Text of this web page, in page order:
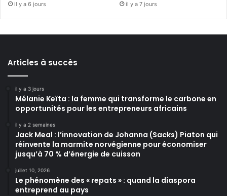
il y a 6 jours il y a 7 jours
Articles à succès
il y a 3 jours
Mélanie Keïta : la femme qui transforme le carbone en
opportunités pour les entrepreneurs africains
il y a 2 semaines
Jack Meal : l’innovation de Johanna (Sacks) Piaton qui
réinvente la marmite norvégienne pour économiser
jusqu’à 70 % d’énergie de cuisson
juillet 10, 2026
Le phénomène des « repats » : quand la diaspora
entreprend au pays